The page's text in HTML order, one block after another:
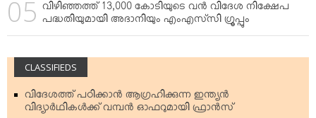
വിഴിഞ്ഞത്ത് 13,000 കോടിയുടെ വന്‍ വിദേശ നിക്ഷേപ
പദ്ധതിയുമായി അദാനിയും എംഎസ്‌സി ഗ്രൂപ്പും
CLASSIFIEDS
വിദേശത്ത് പഠിക്കാന്‍ ആഗ്രഹിക്കുന്ന ഇന്ത്യന്‍
വിദ്യാര്‍ഥികള്‍ക്ക് വമ്പന്‍ ഓഫറുമായി ഫ്രാന്‍സ്